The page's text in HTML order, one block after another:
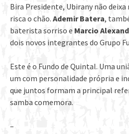
Bira Presidente, Ubirany não
risca o chão. Ademir Batera,
baterista sorriso e Marcio
dois novos integrantes do Grupo
Este é o Fundo de Quintal. Uma
um com personalidade própria e
que juntos formam a principal
samba comemora.
–